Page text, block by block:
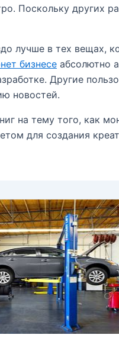
Поскольку других
лучше в тех вещах,
бизнесе абсолютно
Другие
новостей.
на тему того, как
для создания